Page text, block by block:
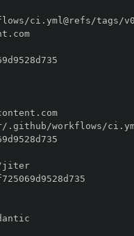
//token.actions.githubusercontent.com
//token.actions.githubusercontent.com
//github.com/pydantic/jiter